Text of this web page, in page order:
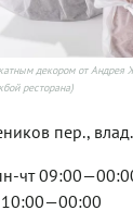
декором от Андрея
ресторана)
пер.,
чт